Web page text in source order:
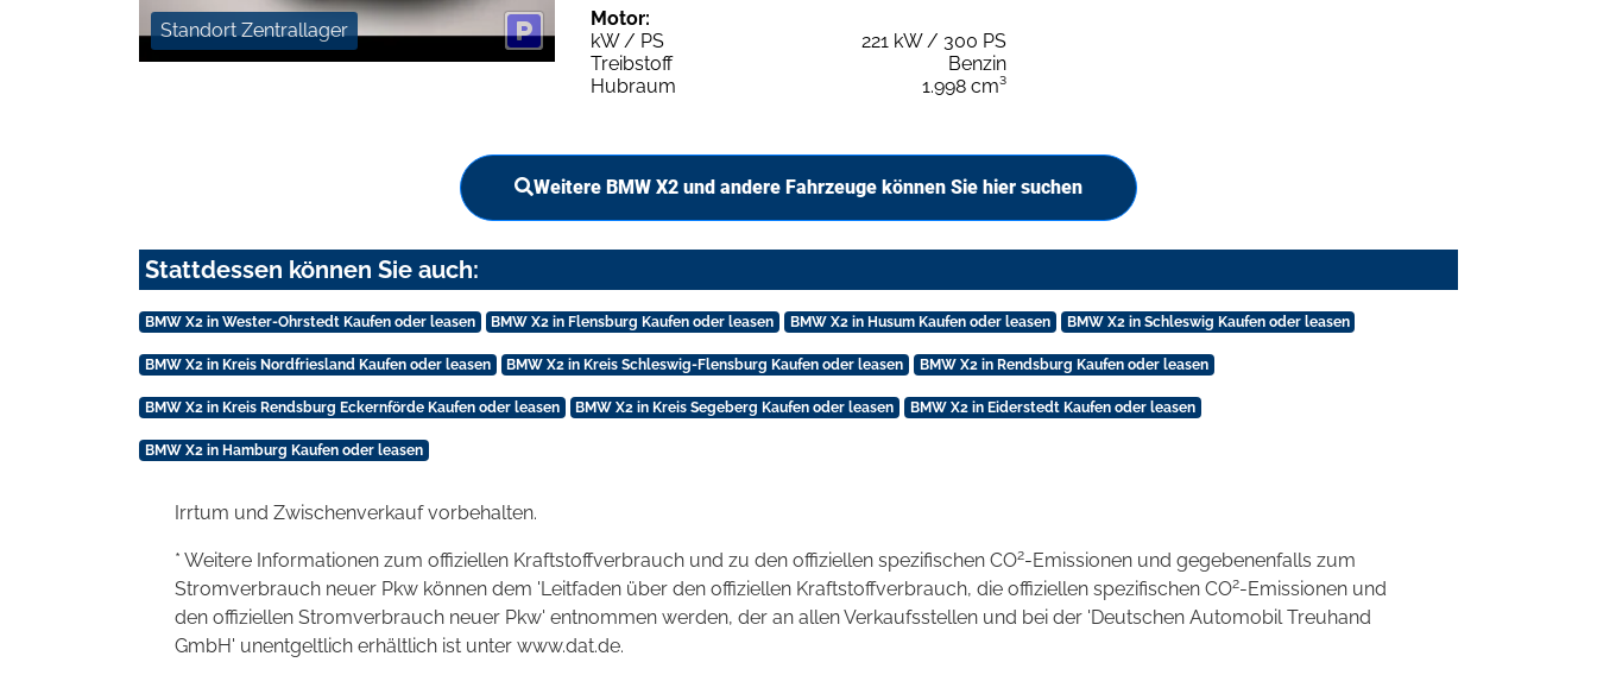
Standort Zentrallager
Motor:
kW / PS
221 kW / 300 PS
Treibstoff
Benzin
Hubraum
1.998 cm³
Weitere BMW X2 und andere Fahrzeuge können Sie hier suchen
Stattdessen können Sie auch:
BMW X2 in Wester-Ohrstedt Kaufen oder leasen BMW X2 in Flensburg Kaufen oder leasen BMW X2 in Husum Kaufen oder leasen BMW X2 in Schleswig Kaufen oder leasen
BMW X2 in Kreis Nordfriesland Kaufen oder leasen BMW X2 in Kreis Schleswig-Flensburg Kaufen oder leasen BMW X2 in Rendsburg Kaufen oder leasen
BMW X2 in Kreis Rendsburg Eckernförde Kaufen oder leasen BMW X2 in Kreis Segeberg Kaufen oder leasen BMW X2 in Eiderstedt Kaufen oder leasen
BMW X2 in Hamburg Kaufen oder leasen
Irrtum und Zwischenverkauf vorbehalten.
* Weitere Informationen zum offiziellen Kraftstoffverbrauch und zu den offiziellen spezifischen CO2-Emissionen und gegebenenfalls zum
Stromverbrauch neuer Pkw können dem 'Leitfaden über den offiziellen Kraftstoffverbrauch, die offiziellen spezifischen CO2-Emissionen und
den offiziellen Stromverbrauch neuer Pkw' entnommen werden, der an allen Verkaufsstellen und bei der 'Deutschen Automobil Treuhand
GmbH' unentgeltlich erhältlich ist unter www.dat.de.